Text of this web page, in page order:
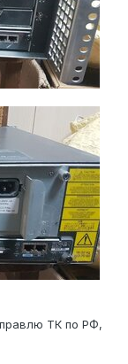
ТК по РФ,